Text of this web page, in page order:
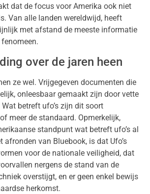
dat de focus voor Amerika ook niet
Van alle landen wereldwijd, heeft
met afstand de meeste informatie
over de jaren heen
ze wel. Vrijgegeven documenten die
onleesbaar gemaakt zijn door vette
betreft ufo’s zijn dit soort
meer de standaard. Opmerkelijk,
standpunt wat betreft ufo’s al
afronden van Bluebook, is dat Ufo’s
voor de nationale veiligheid, dat
nergens de stand van de
overstijgt, en er geen enkel bewijs
herkomst.